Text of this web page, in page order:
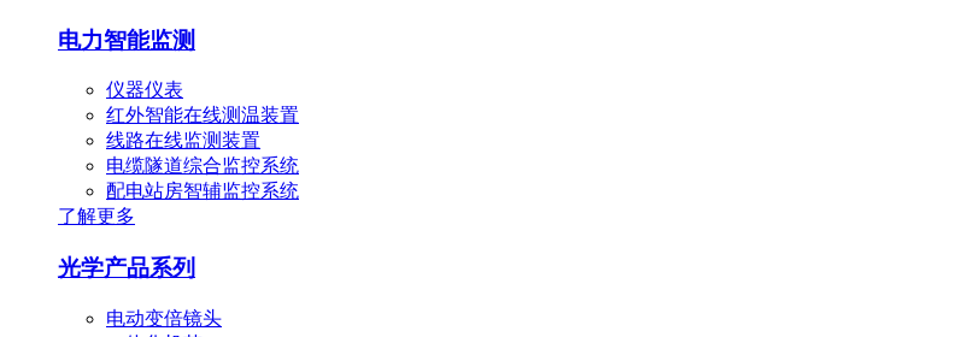
电力智能监测
仪器仪表
红外智能在线测温装置
线路在线监测装置
电缆隧道综合监控系统
配电站房智辅监控系统
了解更多
光学产品系列
电动变倍镜头